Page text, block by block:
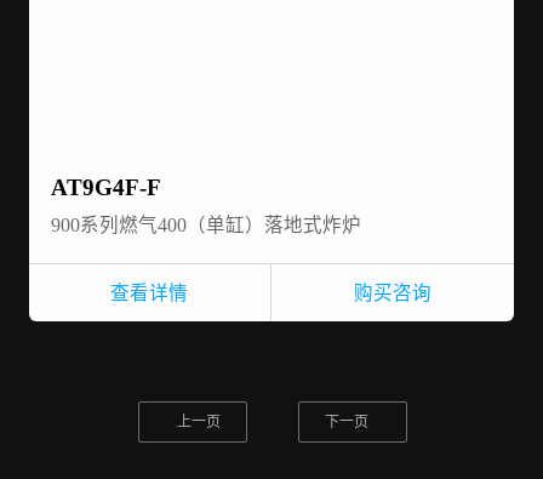
AT9G4F-F
900系列燃气400（单缸）落地式炸炉
查看详情 购买咨询
上一页 下一页